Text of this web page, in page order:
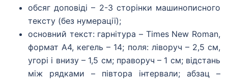
обсяг доповіді – 2-3 сторінки машинописного
тексту (без нумерації);
основний текст: гарнітура – Times New Roman,
формат А4, кегель – 14; поля: ліворуч – 2,5 см,
угорі і внизу – 1,5 см; праворуч – 1 см; відстань
між рядками – півтора інтервали; абзац –